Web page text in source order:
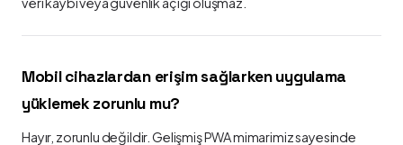
Mobil cihazlardan erişim sağlarken uygulama
yüklemek zorunlu mu?
Hayır, zorunlu değildir. Gelişmiş PWA mimarimiz sayesinde